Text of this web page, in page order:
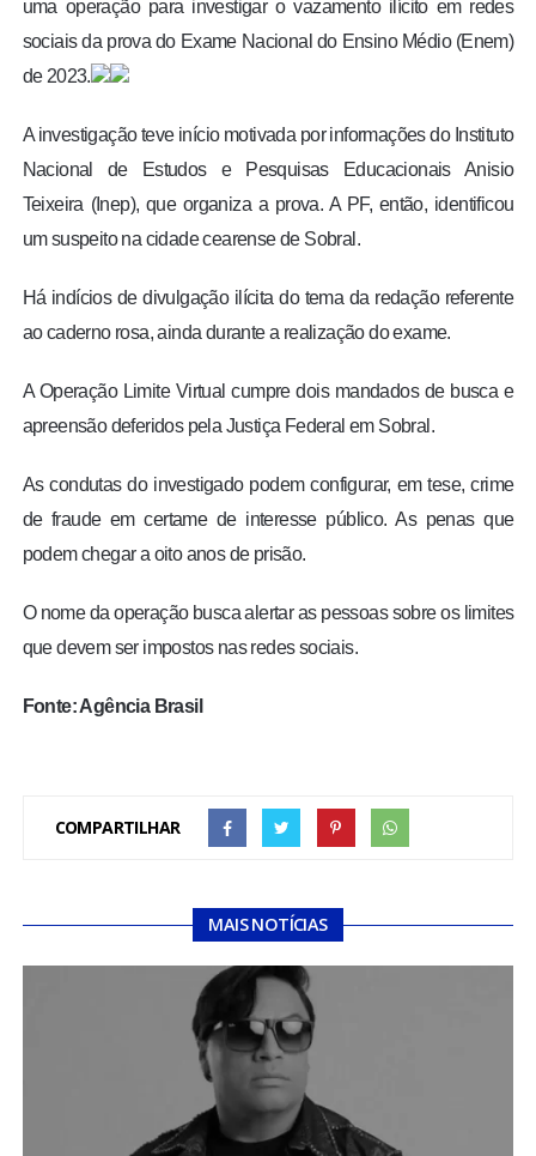
COLUNISTAS
uma operação para investigar o vazamento ilícito em redes
sociais da prova do Exame Nacional do Ensino Médio (Enem)
de 2023.
A investigação teve início motivada por informações do Instituto
Nacional de Estudos e Pesquisas Educacionais Anisio
Teixeira (Inep), que organiza a prova. A PF, então, identificou
um suspeito na cidade cearense de Sobral.
Há indícios de divulgação ilícita do tema da redação referente
ao caderno rosa, ainda durante a realização do exame.
A Operação Limite Virtual cumpre dois mandados de busca e
apreensão deferidos pela Justiça Federal em Sobral.
As condutas do investigado podem configurar, em tese, crime
de fraude em certame de interesse público. As penas que
podem chegar a oito anos de prisão.
O nome da operação busca alertar as pessoas sobre os limites
que devem ser impostos nas redes sociais.
Fonte: Agência Brasil
COMPARTILHAR
MAIS NOTÍCIAS